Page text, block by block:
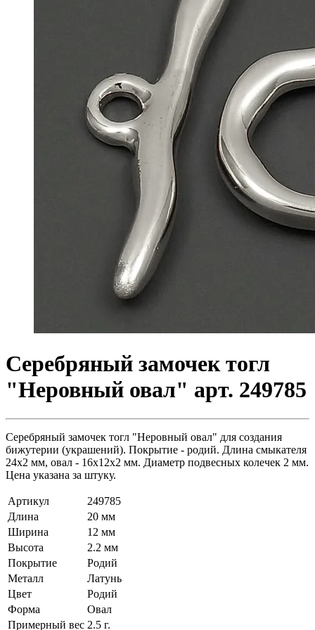
Серебряный замочек тогл
"Неровный овал" арт. 249785
Серебряный замочек тогл "Неровный овал" для создания
бижутерии (украшений). Покрытие - родий. Длина смыкателя
24х2 мм, овал - 16х12х2 мм. Диаметр подвесных колечек 2 мм.
Цена указана за штуку.
Артикул
249785
Длина
20 мм
Ширина
12 мм
Высота
2.2 мм
Покрытие
Родий
Металл
Латунь
Цвет
Родий
Форма
Овал
Примерный вес 2.5 г.